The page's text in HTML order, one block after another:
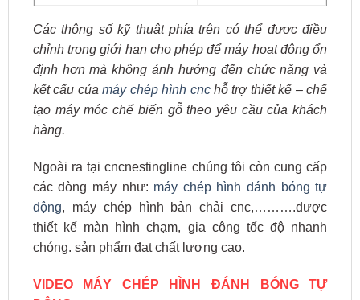
Các thông số kỹ thuật phía trên có thể được điều
chỉnh trong giới hạn cho phép để máy hoạt động ổn
định hơn mà không ảnh hưởng đến chức năng và
kết cấu củamáy chép hình cnchỗ trợ thiết kế – chế
tạo máy móc chế biến gỗ theo yêu cầu của khách
hàng.
Ngoài ra tại cncnestingline chúng tôi còn cung cấp
các dòng máy như: máy chép hình đánh bóng tự
động, máy chép hình bản chải cnc,……….được
thiết kế màn hình chạm, gia công tốc độ nhanh
chóng. sản phẩm đạt chất lượng cao.
VIDEO MÁY CHÉP HÌNH ĐÁNH BÓNG TỰ